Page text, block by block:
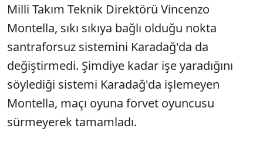
Milli Takım Teknik Direktörü Vincenzo
Montella, sıkı sıkıya bağlı olduğu nokta
santraforsuz sistemini Karadağ'da da
değiştirmedi. Şimdiye kadar işe yaradığını
söylediği sistemi Karadağ'da işlemeyen
Montella, maçı oyuna forvet oyuncusu
sürmeyerek tamamladı.